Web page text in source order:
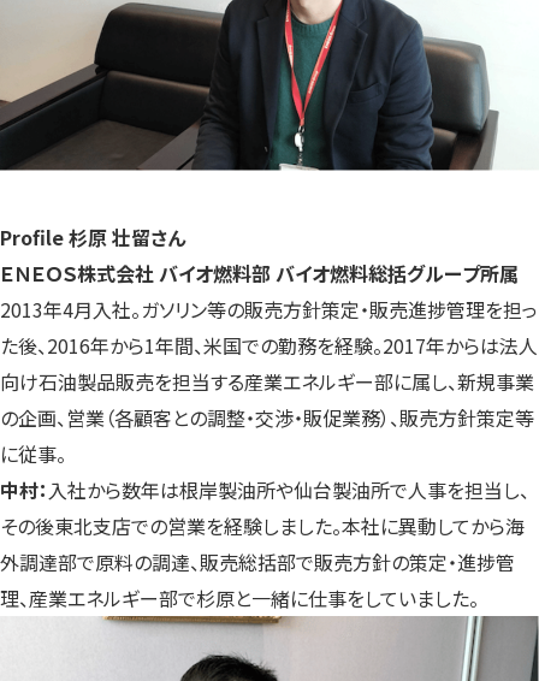
Profile 杉原 壮留さん
ＥＮＥＯＳ株式会社 バイオ燃料部 バイオ燃料総括グループ所属
2013年4月入社。ガソリン等の販売方針策定・販売進捗管理を担っ
た後、2016年から1年間、米国での勤務を経験。2017年からは法人
向け石油製品販売を担当する産業エネルギー部に属し、新規事業
の企画、営業（各顧客との調整・交渉・販促業務）、販売方針策定等
に従事。
中村： 入社から数年は根岸製油所や仙台製油所で人事を担当し、
その後東北支店での営業を経験しました。本社に異動してから海
外調達部で原料の調達、販売総括部で販売方針の策定・進捗管
理、産業エネルギー部で杉原と一緒に仕事をしていました。